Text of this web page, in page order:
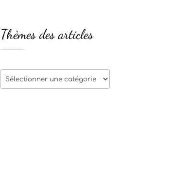
Thèmes des articles
Thèmes
des